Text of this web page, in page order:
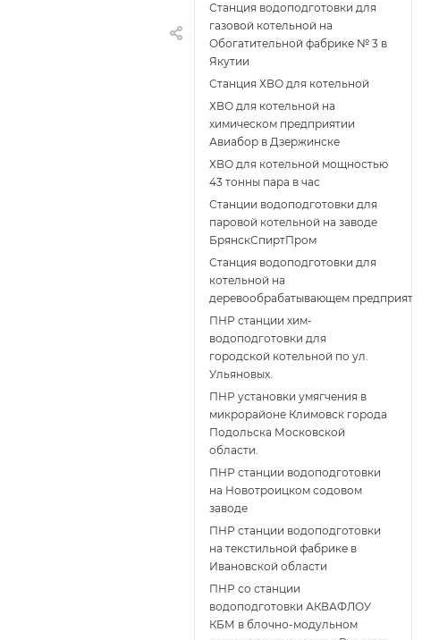
Станция водоподготовки для
газовой котельной на
Обогатительной фабрике № 3 в
Якутии
Станция ХВО для котельной
ХВО для котельной на
химическом предприятии
Авиабор в Дзержинске
ХВО для котельной мощностью
43 тонны пара в час
Станции водоподготовки для
паровой котельной на заводе
БрянскСпиртПром
Станция водоподготовки для
котельной на
деревообрабатывающем предприятии
ПНР станции хим-
водоподготовки для
городской котельной по ул.
Ульяновых.
ПНР установки умягчения в
микрорайоне Климовск города
Подольска Московской
области.
ПНР станции водоподготовки
на Новотроицком содовом
заводе
ПНР станции водоподготовки
на текстильной фабрике в
Ивановской области
ПНР со станции
водоподготовки АКВАФЛОУ
КБМ в блочно-модульном